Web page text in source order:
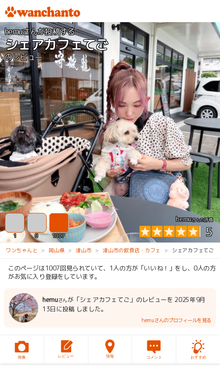
hemuさんが投稿する
シェアカフェてご
のレビュー
hemuさんの評価
5
1 0 1007
ワンちゃんと 岡山県 津山市 津山市の飲食店・カフェ シェアカフェてご
このページは1007回見られていて、1人の方が「いいね！」をし、0人の方
がお気に入り登録をしています。
hemuさんが「シェアカフェてご」のレビューを 2025年9月
13日に投稿 しました。
hemuさんのプロフィールを見る
画像 レビュー 情報 コメント おすすめ